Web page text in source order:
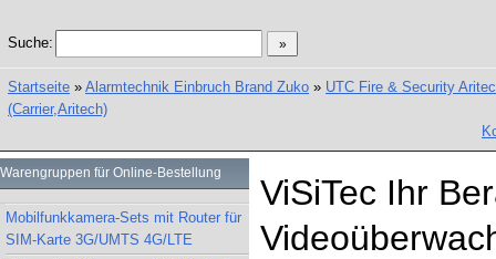
Suche:
Startseite » Alarmtechnik Einbruch Brand Zuko » UTC Fire & Security
(Carrier,Aritech)
Warengruppen für Online-Bestellung
Mobilfunkkamera-Sets mit Router für
SIM-Karte 3G/UMTS 4G/LTE
ViSiTec Ihr